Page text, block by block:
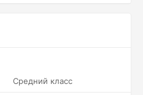
Средний класс